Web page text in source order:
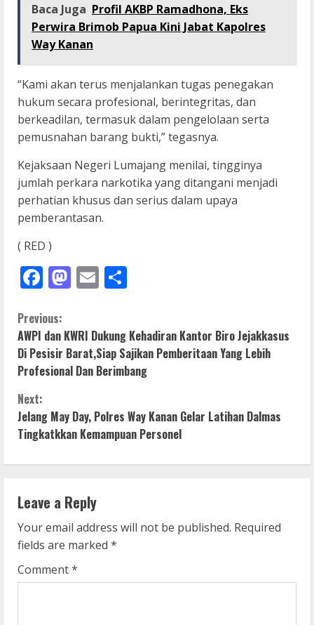
Baca Juga Profil AKBP Ramadhona, Eks
Perwira Brimob Papua Kini Jabat Kapolres
Way Kanan
“Kami akan terus menjalankan tugas penegakan
hukum secara profesional, berintegritas, dan
berkeadilan, termasuk dalam pengelolaan serta
pemusnahan barang bukti,” tegasnya.
Kejaksaan Negeri Lumajang menilai, tingginya
jumlah perkara narkotika yang ditangani menjadi
perhatian khusus dan serius dalam upaya
pemberantasan.
( RED )
Facebook
Mastodon
Email
C
o
n
t
i
n
u
e
R
e
Previous:
AWPI dan KWRI Dukung Kehadiran Kantor Biro Jejakkasus
Di Pesisir Barat,Siap Sajikan Pemberitaan Yang Lebih
Profesional Dan Berimbang
Next:
Jelang May Day, Polres Way Kanan Gelar Latihan Dalmas
Tingkatkkan Kemampuan Personel
Leave a Reply
Your email address will not be published. Required
fields are marked *
Comment*